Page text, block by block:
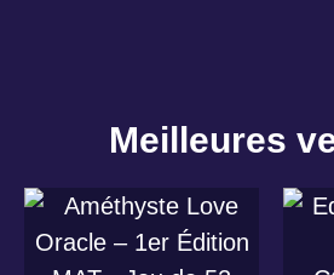
Meilleures